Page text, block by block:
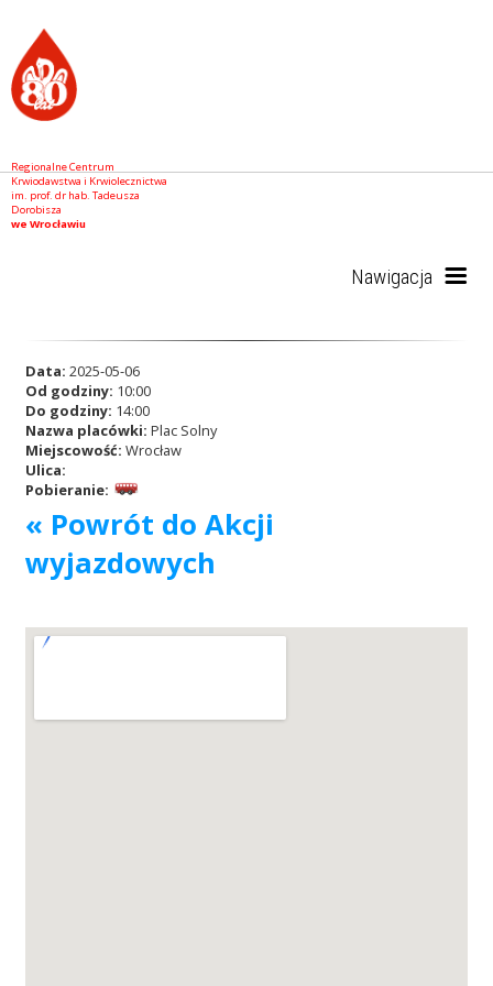
Regionalne Centrum
Krwiodawstwa i Krwiolecznictwa
im. prof. dr hab. Tadeusza
Dorobisza
we Wrocławiu
Nawigacja
RCKiK
Akcje wyjazdowe
Krwiodawcy
Szpitale
Data: 2025-05-06
Od godziny: 10:00
Do godziny: 14:00
Nazwa placówki: Plac Solny
Miejscowość: Wrocław
Ulica:
Pobieranie:
« Powrót do Akcji
wyjazdowych